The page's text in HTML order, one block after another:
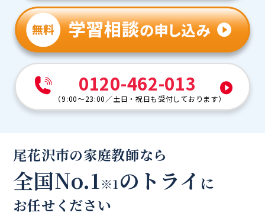
0120-462-013
（9:00～23:00／土日・祝日も受付しております）
尾花沢市の家庭教師なら
全国No.1※1のトライ に
お任せください